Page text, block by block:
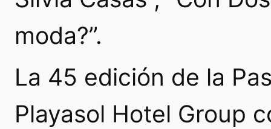
moda?”.
La 45 edición de la
Playasol Hotel Group